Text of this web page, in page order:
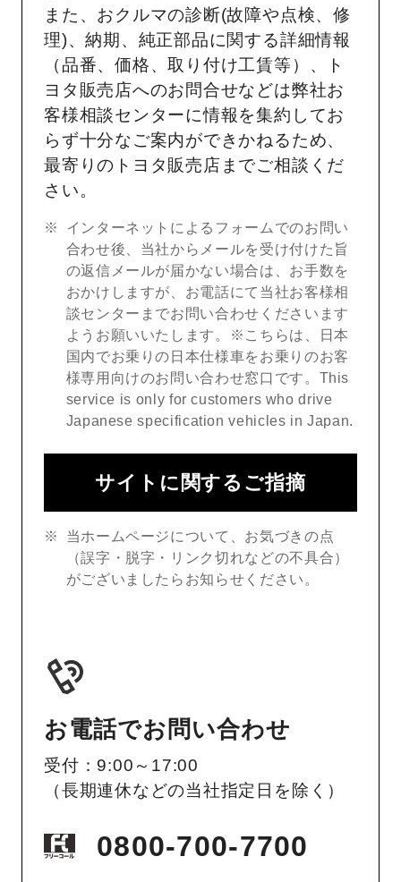
また、おクルマの診断(故障や点検、修
理)、納期、純正部品に関する詳細情報
（品番、価格、取り付け工賃等）、ト
ヨタ販売店へのお問合せなどは弊社お
客様相談センターに情報を集約してお
らず十分なご案内ができかねるため、
最寄りのトヨタ販売店までご相談くだ
さい。
インターネットによるフォームでのお問い
合わせ後、当社からメールを受け付けた旨
の返信メールが届かない場合は、お手数を
おかけしますが、お電話にて当社お客様相
談センターまでお問い合わせくださいます
ようお願いいたします。※こちらは、日本
国内でお乗りの日本仕様車をお乗りのお客
様専用向けのお問い合わせ窓口です。This
service is only for customers who drive
Japanese specification vehicles in Japan.
サイトに関するご指摘
当ホームページについて、お気づきの点
（誤字・脱字・リンク切れなどの不具合）
がございましたらお知らせください。
お電話でお問い合わせ
受付：9:00～17:00
（長期連休などの当社指定日を除く）
0800-700-7700